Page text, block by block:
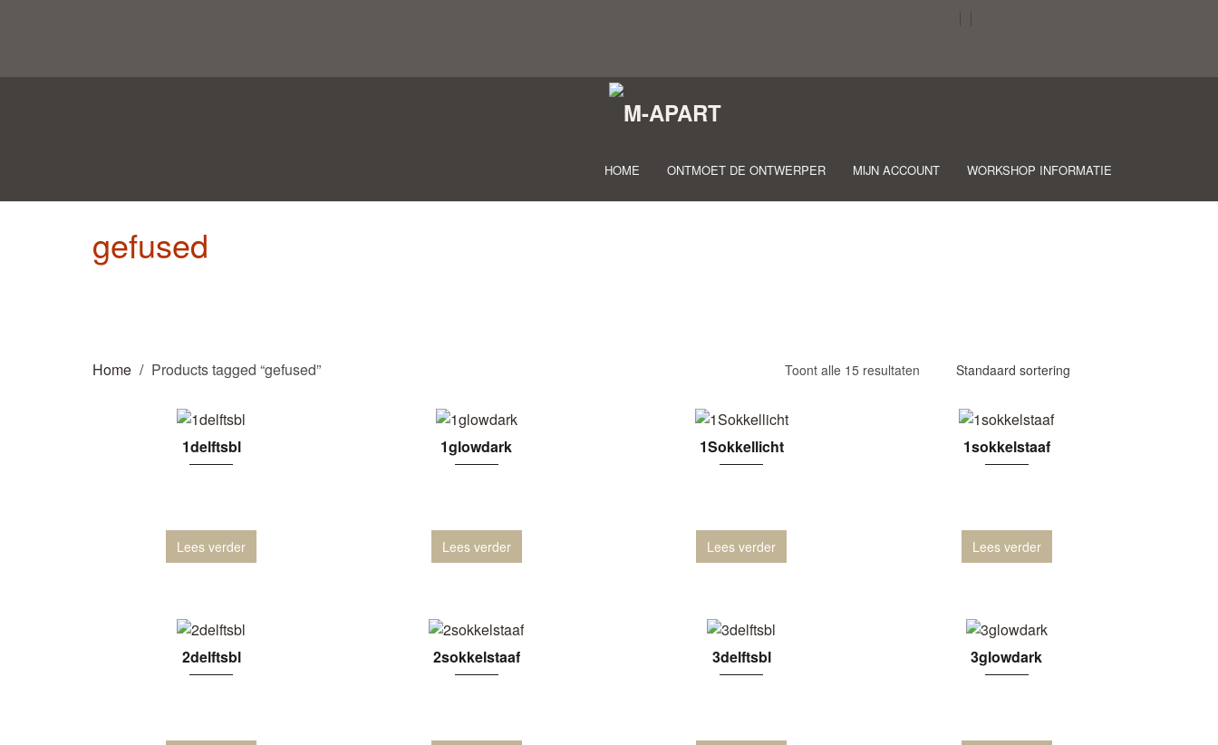
HOME ONTMOET DE ONTWERPER MIJN ACCOUNT WORKSHOP INFORMATIE
gefused
Home Products tagged “gefused” Toont alle 15 resultaten
1delftsbl
Lees verder
1glowdark
Lees verder
1Sokkellicht
Lees verder
1sokkelstaaf
Lees verder
2delftsbl 2sokkelstaaf 3delftsbl 3glowdark